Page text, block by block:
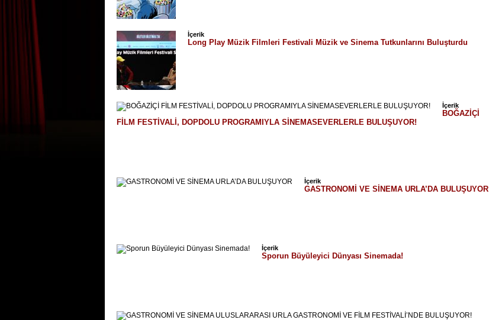
İçerik
Long Play Müzik Filmleri Festivali Müzik ve Sinema Tutkunlarını Buluşturdu
İçerik
BOĞAZİÇİ
FİLM FESTİVALİ, DOPDOLU PROGRAMIYLA SİNEMASEVERLERLE BULUŞUYOR!
İçerik
GASTRONOMİ VE SİNEMA URLA’DA BULUŞUYOR
İçerik
Sporun Büyüleyici Dünyası Sinemada!